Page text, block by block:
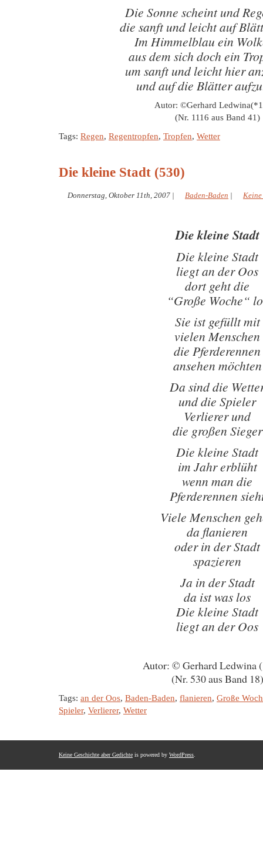
Die Sonne scheint und
die sanft und leicht auf
Im Himmelblau ein
aus dem sich doch ein
um sanft und leicht hier
und auf die Blätter
Autor: ©Gerhard
(Nr. 1116 aus Band 41)
Tags: Regen, Regentropfen, Tropfen, Wetter
Die kleine Stadt (530)
Donnerstag, Oktober 11th, 2007 | Baden-Baden | Keine
Die kleine Stadt
Die kleine Stadt
liegt an der Oos
dort geht die
“Große Woche“
Sie ist gefüllt mit
vielen Menschen
die Pferderennen
ansehen möchten
Da sind die
und die Spieler
Verlierer und
die großen Sieger
Die kleine Stadt
im Jahr erblüht
wenn man die
Pferderennen
Viele Menschen
da flanieren
oder in der Stadt
spazieren
Ja in der Stadt
da ist was los
Die kleine Stadt
liegt an der Oos
Autor: © Gerhard Ledwina
(Nr. 530 aus Band 18)
Tags: an der Oos, Baden-Baden, flanieren, Große
Spieler, Verlierer, Wetter
Keine Geschichte aber Gedichte is powered by WordPress